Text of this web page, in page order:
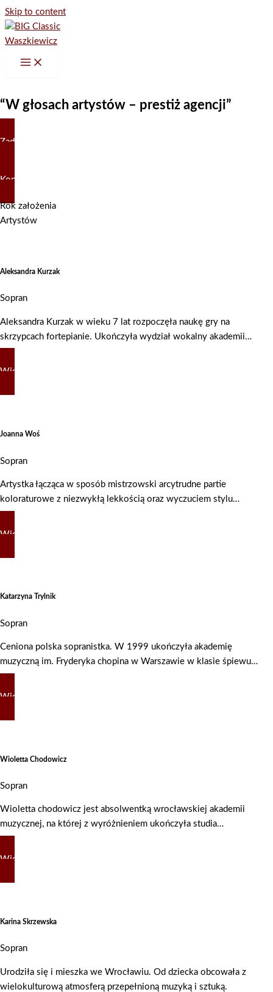
Skip to content
“W głosach artystów – prestiż agencji”
Zadzwoń
Kontakt
Rok założenia
Artystów
Aleksandra Kurzak
Sopran
Aleksandra Kurzak w wieku 7 lat rozpoczęła naukę gry na
skrzypcach fortepianie. Ukończyła wydział wokalny akademii…
Więcej
Joanna Woś
Sopran
Artystka łącząca w sposób mistrzowski arcytrudne partie
koloraturowe z niezwykłą lekkością oraz wyczuciem stylu…
Więcej
Katarzyna Trylnik
Sopran
Ceniona polska sopranistka. W 1999 ukończyła akademię
muzyczną im. Fryderyka chopina w Warszawie w klasie śpiewu…
Więcej
Wioletta Chodowicz
Sopran
Wioletta chodowicz jest absolwentką wrocławskiej akademii
muzycznej, na której z wyróżnieniem ukończyła studia…
Więcej
Karina Skrzewska
Sopran
Urodziła się i mieszka we Wrocławiu. Od dziecka obcowała z
wielokulturową atmosferą przepełnioną muzyką i sztuką.